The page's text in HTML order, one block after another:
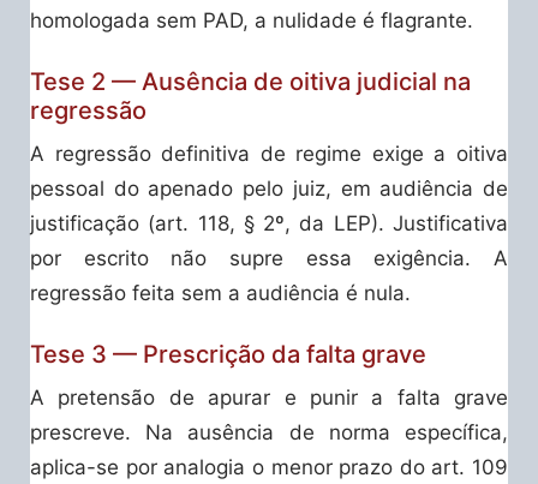
homologada sem PAD, a nulidade é flagrante.
Tese 2 — Ausência de oitiva judicial na
regressão
A regressão definitiva de regime exige a oitiva
pessoal do apenado pelo juiz, em audiência de
justificação (art. 118, § 2º, da LEP). Justificativa
por escrito não supre essa exigência. A
regressão feita sem a audiência é nula.
Tese 3 — Prescrição da falta grave
A pretensão de apurar e punir a falta grave
prescreve. Na ausência de norma específica,
aplica-se por analogia o menor prazo do art. 109